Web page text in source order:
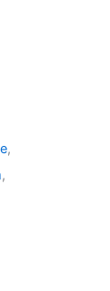
,
,